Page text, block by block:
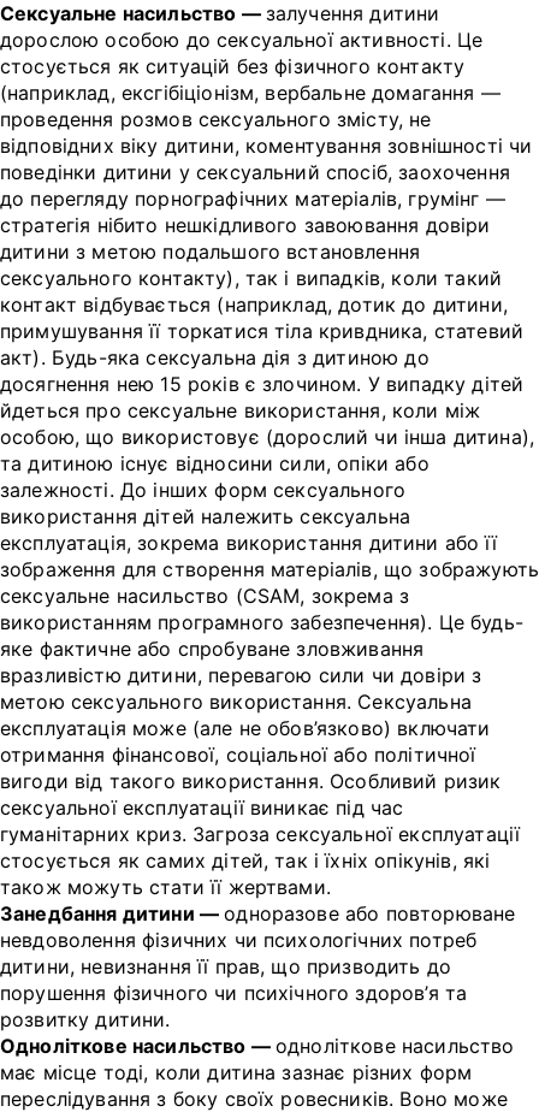
Сексуальне насильство — залучення дитини
дорослою особою до сексуальної активності. Це
стосується як ситуацій без фізичного контакту
(наприклад, ексгібіціонізм, вербальне домагання —
проведення розмов сексуального змісту, не
відповідних віку дитини, коментування зовнішності чи
поведінки дитини у сексуальний спосіб, заохочення
до перегляду порнографічних матеріалів, грумінг —
стратегія нібито нешкідливого завоювання довіри
дитини з метою подальшого встановлення
сексуального контакту), так і випадків, коли такий
контакт відбувається (наприклад, дотик до дитини,
примушування її торкатися тіла кривдника, статевий
акт). Будь-яка сексуальна дія з дитиною до
досягнення нею 15 років є злочином. У випадку дітей
йдеться про сексуальне використання, коли між
особою, що використовує (дорослий чи інша дитина),
та дитиною існує відносини сили, опіки або
залежності. До інших форм сексуального
використання дітей належить сексуальна
експлуатація, зокрема використання дитини або її
зображення для створення матеріалів, що зображують
сексуальне насильство (CSAM, зокрема з
використанням програмного забезпечення). Це будь-
яке фактичне або спробуване зловживання
вразливістю дитини, перевагою сили чи довіри з
метою сексуального використання. Сексуальна
експлуатація може (але не обов’язково) включати
отримання фінансової, соціальної або політичної
вигоди від такого використання. Особливий ризик
сексуальної експлуатації виникає під час
гуманітарних криз. Загроза сексуальної експлуатації
стосується як самих дітей, так і їхніх опікунів, які
також можуть стати її жертвами.
Занедбання дитини —одноразове або повторюване
невдоволення фізичних чи психологічних потреб
дитини, невизнання її прав, що призводить до
порушення фізичного чи психічного здоров’я та
розвитку дитини.
Одноліткове насильство — одноліткове насильство
має місце тоді, коли дитина зазнає різних форм
переслідування з боку своїх ровесників. Воно може